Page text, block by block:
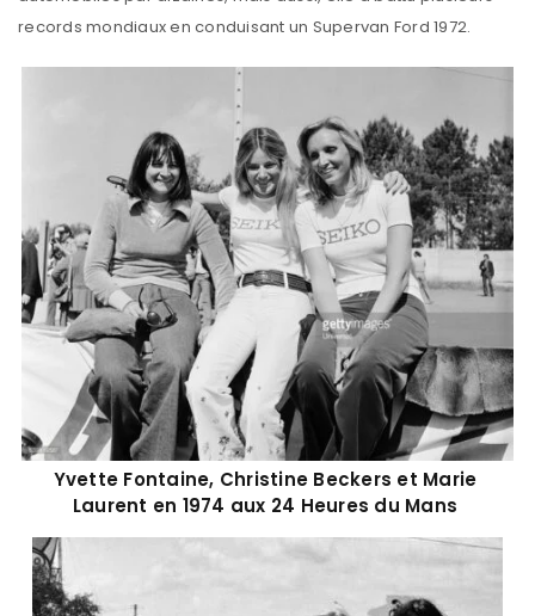
records mondiaux en conduisant un Supervan Ford 1972.
Yvette Fontaine, Christine Beckers et Marie
Laurent en 1974 aux 24 Heures du Mans